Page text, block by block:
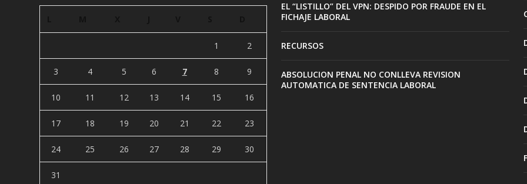
1 2
3 4 5 6 7 8 9
10 11 12 13 14 15 16
17 18 19 20 21 22 23
24 25 26 27 28 29 30
31
EL “LISTILLO” DEL VPN: DESPIDO POR FRAUDE EN EL
FICHAJE LABORAL
RECURSOS
ABSOLUCION PENAL NO CONLLEVA REVISION
AUTOMATICA DE SENTENCIA LABORAL